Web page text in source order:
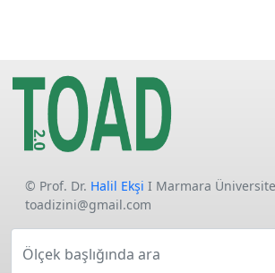
© Prof. Dr. Halil Ekşi I Marmara
toadizini@gmail.com
Ölçek başlığında ara